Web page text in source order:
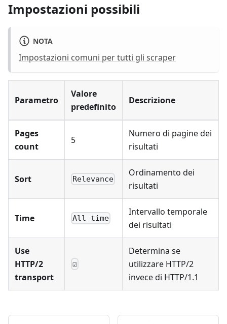
Impostazioni possibili
NOTA
Impostazioni comuni per tutti gli scraper
Parametro
Valore
predefinito
Descrizione
Pages
count
5
Numero di pagine dei
risultati
Sort Relevance
Ordinamento dei
risultati
Time All time
Intervallo temporale
dei risultati
Use
HTTP/2
transport
☑
Determina se
utilizzare HTTP/2
invece di HTTP/1.1